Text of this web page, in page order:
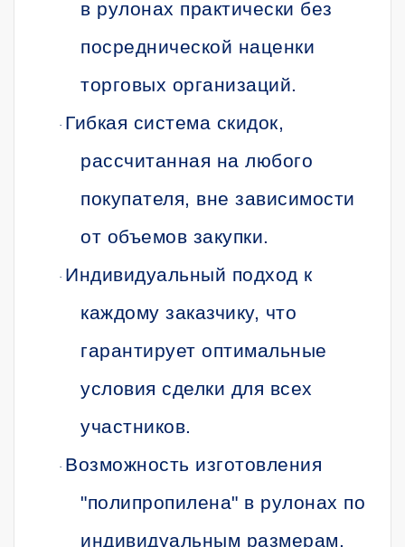
в рулонах практически без
посреднической наценки
торговых организаций.
· Гибкая система скидок,
рассчитанная на любого
покупателя, вне зависимости
от объемов закупки.
· Индивидуальный подход к
каждому заказчику, что
гарантирует оптимальные
условия сделки для всех
участников.
· Возможность изготовления
"полипропилена" в рулонах по
индивидуальным размерам.